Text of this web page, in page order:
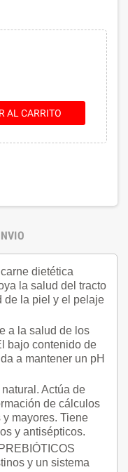
AL CARRITO
dietética
la salud del tracto
de la piel y el pelaje
a la salud de los
bajo contenido de
a mantener un pH
Actúa de
de cálculos
mayores. Tiene
y antisépticos.
y un sistema